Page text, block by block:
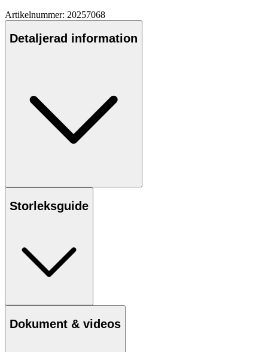
Artikelnummer: 20257068
Detaljerad information
Storleksguide
Dokument & videos